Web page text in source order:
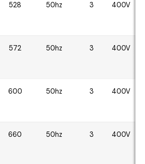
528 50hz 3 400V
572 50hz 3 400V
600 50hz 3 400V
660 50hz 3 400V